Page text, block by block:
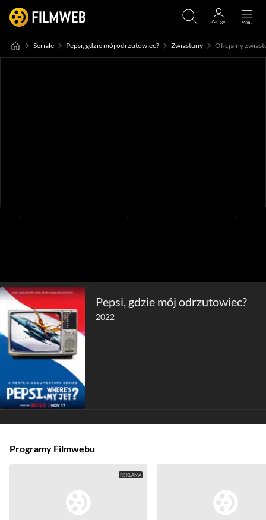
Seriale Pepsi, gdzie mój odrzutowiec? Zwiastuny Oficjalny
Pepsi, gdzie mój odrzutowiec?
2022
Programy Filmwebu